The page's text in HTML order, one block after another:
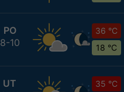
PO
8-10
36 °C
18 °C
UT
35 °C